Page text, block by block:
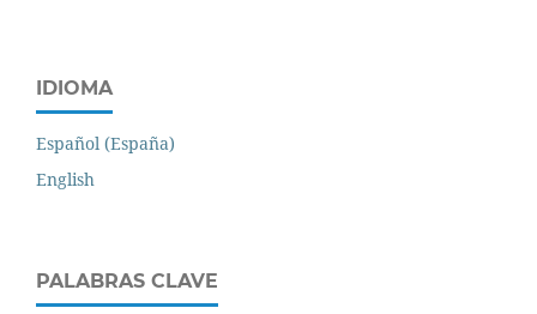
IDIOMA
Español (España)
English
PALABRAS CLAVE